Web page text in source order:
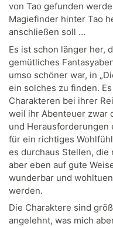
von Tao gefunden
Magiefinder hinter Tao
anschließen soll …
Es ist schon länger her,
gemütliches
umso schöner war, in
ein solches zu finden.
Charakteren bei ihrer
weil ihr Abenteuer zwar
und Herausforderungen
für ein richtiges
es durchaus Stellen, die
aber eben auf gute
wunderbar und
werden.
Die Charaktere sind
angelehnt, was mich